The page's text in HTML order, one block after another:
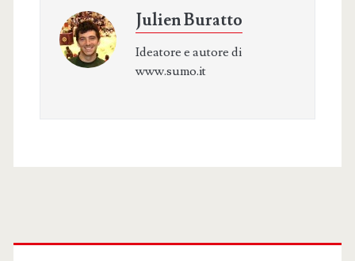
Julien Buratto
Ideatore e autore di
www.sumo.it
Primary